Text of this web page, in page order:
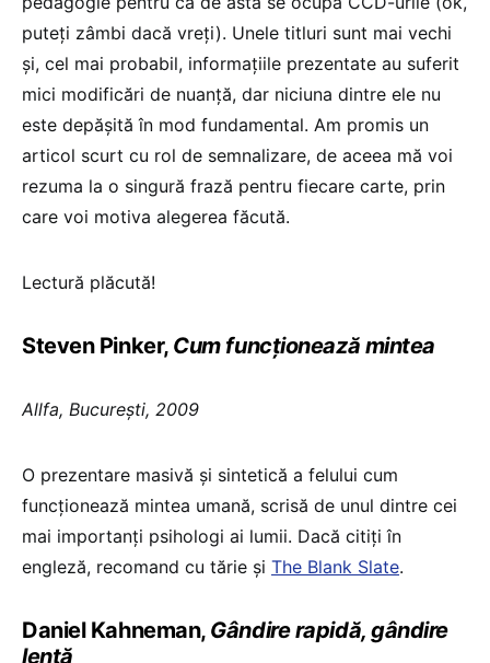
puteți zâmbi dacă vreți). Unele titluri sunt mai vechi
și, cel mai probabil, informațiile prezentate au suferit
mici modificări de nuanță, dar niciuna dintre ele nu
este depășită în mod fundamental. Am promis un
articol scurt cu rol de semnalizare, de aceea mă voi
rezuma la o singură frază pentru fiecare carte, prin
care voi motiva alegerea făcută.
Lectură plăcută!
Steven Pinker, Cum funcţionează mintea
Allfa, Bucureşti, 2009
O prezentare masivă şi sintetică a felului cum
funcţionează mintea umană, scrisă de unul dintre cei
mai importanţi psihologi ai lumii. Dacă citiţi în
engleză, recomand cu tărie şi The Blank Slate.
Daniel Kahneman, Gândire rapidă, gândire
lentă